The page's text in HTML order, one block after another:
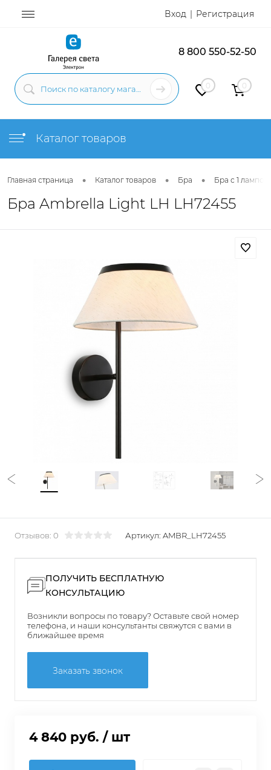
Вход Регистрация
8 800 550-52-50
0 0
Каталог товаров
Главная страница • Каталог товаров • Бра • Бра с 1 лампой
Бра Ambrella Light LH LH72455
Отзывов: 0 Артикул: AMBR_LH72455
ПОЛУЧИТЬ БЕСПЛАТНУЮ
КОНСУЛЬТАЦИЮ
Возникли вопросы по товару? Оставьте свой номер
телефона, и наши консультанты свяжутся с вами в
ближайшее время
Заказать звонок
4 840 руб. / шт